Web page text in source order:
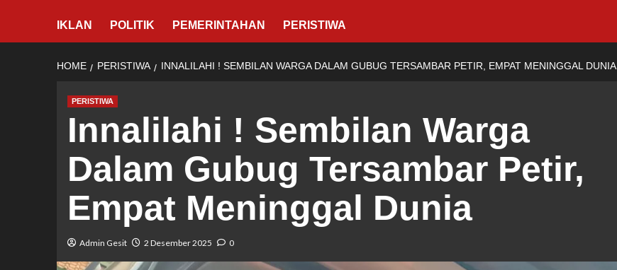
IKLAN POLITIK PEMERINTAHAN PERISTIWA
HOME PERISTIWA INNALILAHI ! SEMBILAN WARGA DALAM GUBUG TERSAMBAR PETIR, EMPAT MENINGGAL DUNIA
PERISTIWA
Innalilahi ! Sembilan Warga
Dalam Gubug Tersambar Petir,
Empat Meninggal Dunia
Admin Gesit 2 Desember 2025 0